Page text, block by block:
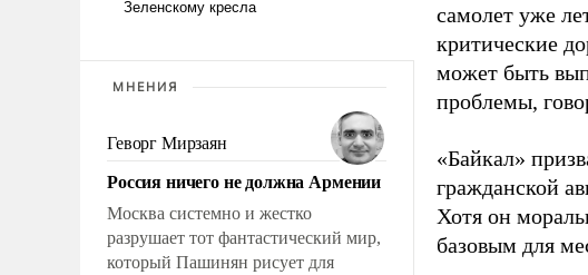
МНЕНИЯ
Геворг Мирзаян
Россия ничего не должна Армении
Москва системно и жестко
разрушает тот фантастический мир,
который Пашинян рисует для
самолет уже
критические
может быть
проблемы,
«Байкал»
гражданской
Хотя он
базовым для